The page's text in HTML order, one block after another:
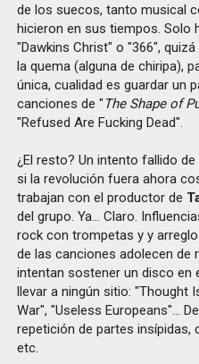
de los suecos, tanto musical
hicieron en sus tiempos. Solo
"Dawkins Christ" o "366",
la quema (alguna de chiripa),
única, cualidad es guardar un
canciones de " The Shape of
"Refused Are Fucking Dead".
¿El resto? Un intento fallido
si la revolución fuera ahora
trabajan con el productor de
del grupo. Ya... Claro.
rock con trompetas y y
de las canciones adolecen de
intentan sostener un disco en
llevar a ningún sitio: "Thought
War", "Useless Europeans"...
repetición de partes insípidas,
etc.